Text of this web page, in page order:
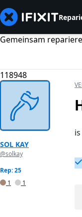
Gemeinsam
118948
SOL KAY
@solkay
Rep: 25
1
1